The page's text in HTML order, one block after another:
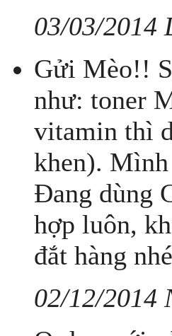
03/03/2014
Gửi Mèo!!
như: toner
vitamin thì
khen).
Đang dùng
hợp luôn,
đắt hàng
02/12/2014